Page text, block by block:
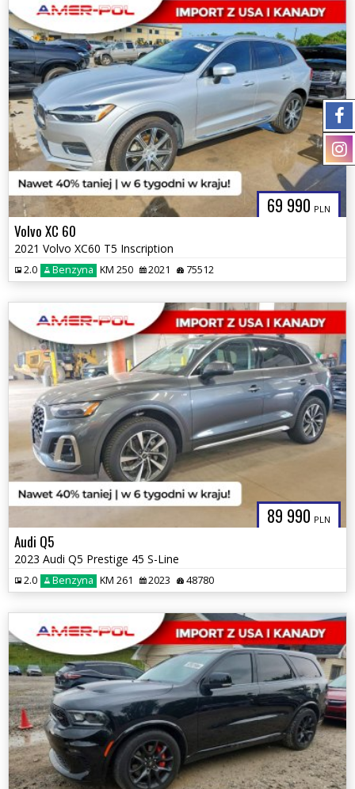
69 990 PLN
Volvo XC 60
2021 Volvo XC60 T5 Inscription
2.0 Benzyna KM 250 2021 75512
89 990 PLN
Audi Q5
2023 Audi Q5 Prestige 45 S-Line
2.0 Benzyna KM 261 2023 48780